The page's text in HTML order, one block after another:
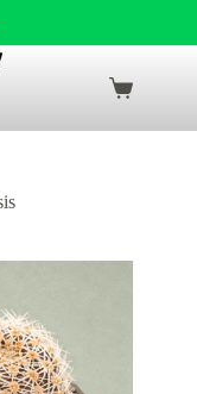
Shopping